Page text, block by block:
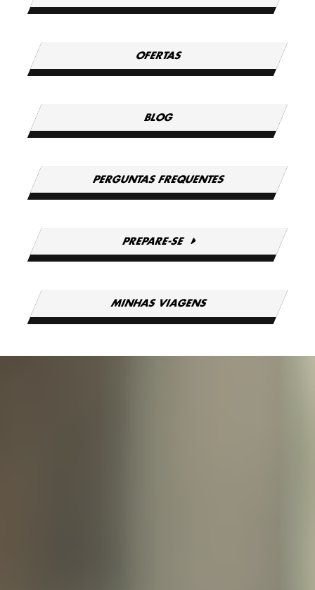
OFERTAS
BLOG
PERGUNTAS FREQUENTES
PREPARE-SE
MINHAS VIAGENS